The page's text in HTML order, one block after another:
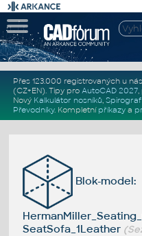
Přes 123.000 registrovaných u
(CZ+EN). Tipy pro AutoCAD 2027,
Nový Kalkulátor nosníků,
Převodníky. Kompletní příkazya
Blok-model:
SeatSofa_1Leather